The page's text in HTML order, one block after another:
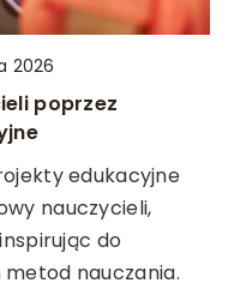
2026
poprzez
edukacyjne
nauczycieli,
do
nauczania.